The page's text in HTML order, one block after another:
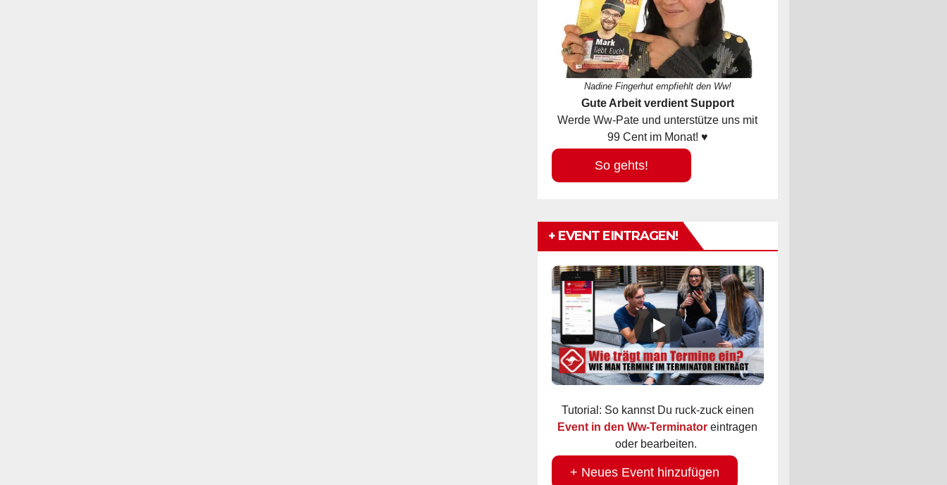
Nadine Fingerhut empfiehlt den Ww!
Gute Arbeit verdient Support
Werde Ww-Pate und unterstütze uns mit
99 Cent im Monat! ♥
So gehts!
+ EVENT EINTRAGEN!
Tutorial: So kannst Du ruck-zuck einen
Event in den Ww-Terminator eintragen
oder bearbeiten.
+ Neues Event hinzufügen